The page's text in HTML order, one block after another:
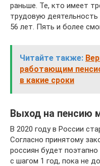
раньше. Те, кто имеет
трудовую
56 лет. Пять и более
Читайте также:
работающим
в какие сроки
Выход на пенсию
В 2020 году в России
Согласно принятому
россиян будет поэтапно
с шагом 1 год, пока не